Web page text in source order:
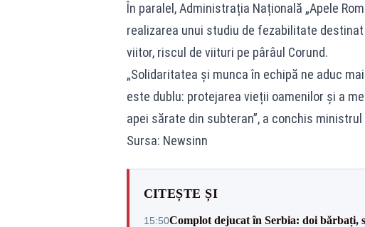
În paralel, Administrația Națională „Apele
realizarea unui studiu de fezabilitate
viitor, riscul de viituri pe pârâul Corund.
„Solidaritatea și munca în echipă ne aduc
este dublu: protejarea vieții oamenilor și a
apei sărate din subteran”, a conchis ministrul
Sursa: Newsinn
CITEȘTE ȘI
15:50Complot dejucat în Serbia: doi bărbați,